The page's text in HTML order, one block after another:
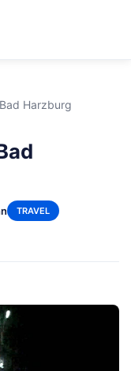
Harzburg
TRAVEL